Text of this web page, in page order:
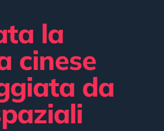
la
cinese
da